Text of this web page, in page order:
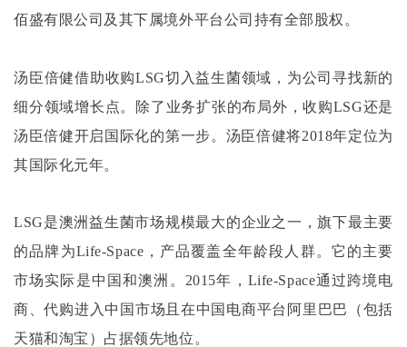
佰盛有限公司及其下属境外平台公司持有全部股权。
汤臣倍健借助收购LSG切入益生菌领域，为公司寻找新的
细分领域增长点。除了业务扩张的布局外，收购LSG还是
汤臣倍健开启国际化的第一步。汤臣倍健将2018年定位为
其国际化元年。
LSG是澳洲益生菌市场规模最大的企业之一，旗下最主要
的品牌为Life-Space，产品覆盖全年龄段人群。它的主要
市场实际是中国和澳洲。2015年，Life-Space通过跨境电
商、代购进入中国市场且在中国电商平台阿里巴巴（包括
天猫和淘宝）占据领先地位。